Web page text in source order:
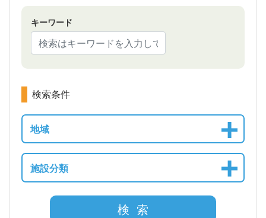
キーワード
検索条件
地域
施設分類
検 索